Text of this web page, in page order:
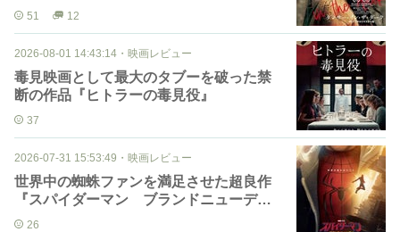
ク』
51 12
2026-08-01 14:43:14 ・ 映画レビュー
毒見映画として最大のタブーを破った禁
断の作品『ヒトラーの毒見役』
37
2026-07-31 15:53:49 ・ 映画レビュー
世界中の蜘蛛ファンを満足させた超良作
『スパイダーマン ブランドニューデ
イ』
26